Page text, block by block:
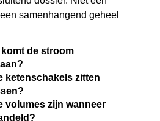
samenhangend geheel
komt de stroom
ketenschakels zitten
volumes zijn wanneer